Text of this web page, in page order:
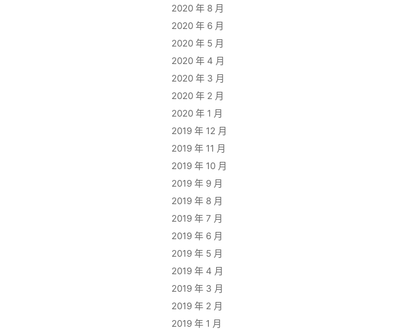
2020 年 8 月
2020 年 6 月
2020 年 5 月
2020 年 4 月
2020 年 3 月
2020 年 2 月
2020 年 1 月
2019 年 12 月
2019 年 11 月
2019 年 10 月
2019 年 9 月
2019 年 8 月
2019 年 7 月
2019 年 6 月
2019 年 5 月
2019 年 4 月
2019 年 3 月
2019 年 2 月
2019 年 1 月